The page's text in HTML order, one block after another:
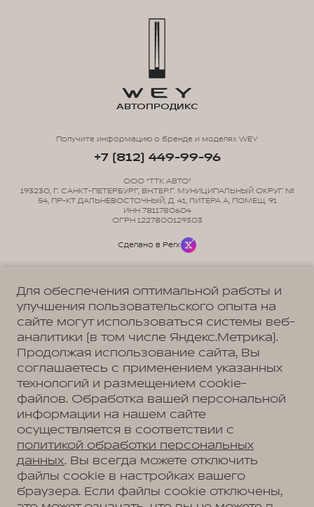
Политика обработки персональных данных
Согласие на коммуникацию
Согласие на предоставление персональных данных третьим лицам
Согласие на обработку ПД
АВТОПРОДИКС
Получите информацию о бренде и моделях WEY
+7 (812) 449-99-96
ООО "ТТК АВТО"
193230, Г. САНКТ-ПЕТЕРБУРГ, ВН.ТЕР.Г. МУНИЦИПАЛЬНЫЙ ОКРУГ №
54, ПР-КТ ДАЛЬНЕВОСТОЧНЫЙ, Д. 41, ЛИТЕРА А, ПОМЕЩ. 91
ИНН 7811780604
ОГРН 1227800129303
Сделано в Perx
Адрес
Санкт-Петербург, Дальневосточный просп., д. 41
+7 (812) 449-99-96
Для обеспечения оптимальной работы и
улучшения пользовательского опыта на
сайте могут использоваться системы веб-
аналитики (в том числе Яндекс.Метрика).
Продолжая использование сайта, Вы
соглашаетесь с применением указанных
технологий и размещением cookie-
файлов. Обработка вашей персональной
информации на нашем сайте
осуществляется в соответствии с
политикой обработки персональных
данных. Вы всегда можете отключить
файлы cookie в настройках вашего
браузера. Если файлы cookie отключены,